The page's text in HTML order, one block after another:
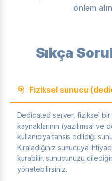
önlem
Sıkça
Fiziksel sunucu
Dedicated server, fiziksel bir
kaynaklarının (yazılımsal ve
kullanıcıya tahsis edildiği
Kiraladığınız sunucuya
kurabilir, sunucunuzu
yönetebilirsiniz.